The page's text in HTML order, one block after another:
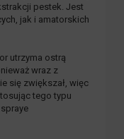
pestek. Jest
jak i amatorskich
utrzyma ostrą
wraz z
się zwiększał, więc
tego typu